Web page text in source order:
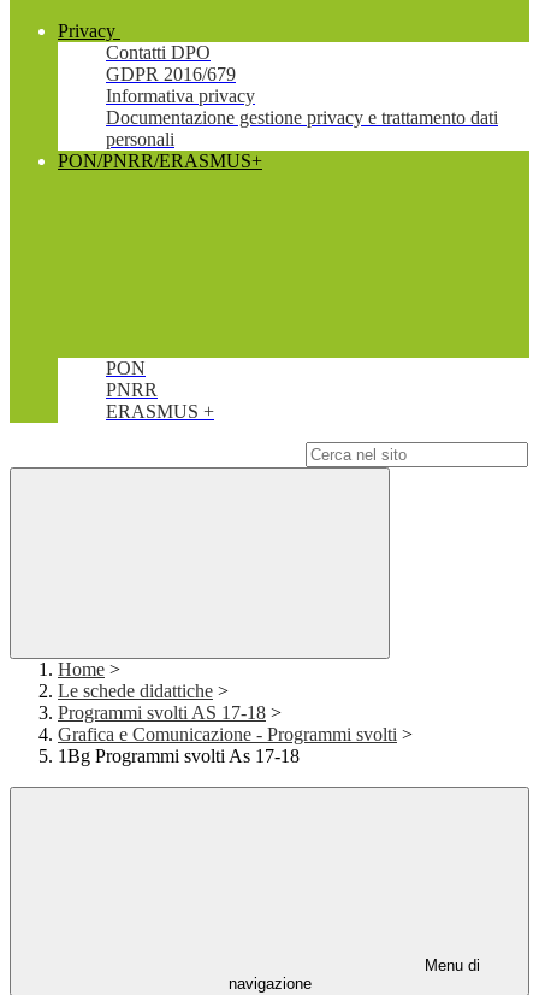
Privacy
Contatti DPO
GDPR 2016/679
Informativa privacy
Documentazione gestione privacy e trattamento dati
personali
PON/PNRR/ERASMUS+
PON
PNRR
ERASMUS +
Home >
Le schede didattiche >
Programmi svolti AS 17-18 >
Grafica e Comunicazione - Programmi svolti >
1Bg Programmi svolti As 17-18
Menu di
navigazione